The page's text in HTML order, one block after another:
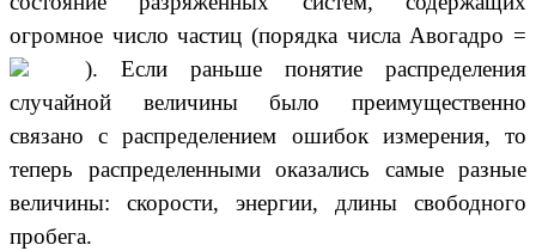
огромное число частиц (порядка числа Авогадро =
). Если раньше понятие распределения
случайной величины было преимущественно
связано с распределением ошибок измерения, то
теперь распределенными оказались самые разные
величины: скорости, энергии, длины свободного
пробега.